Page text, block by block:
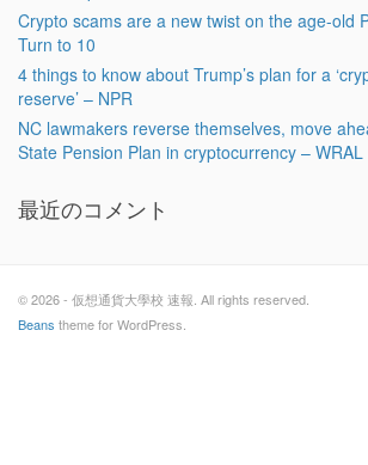
Crypto scams are a new twist on the age-old
Turn to 10
4 things to know about Trump’s plan for a
reserve’ – NPR
NC lawmakers reverse themselves, move
State Pension Plan in cryptocurrency – WRAL
最近のコメント
© 2026 - 仮想通貨大學校 速報. All rights reserved.
Beans theme for WordPress.